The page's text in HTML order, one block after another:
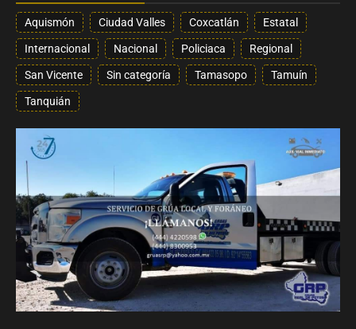
Aquismón Ciudad Valles Coxcatlán Estatal
Internacional Nacional Policiaca Regional
San Vicente Sin categoría Tamasopo Tamuín
Tanquián